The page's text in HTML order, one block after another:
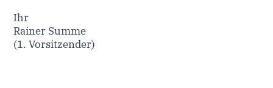
Ihr
Rainer Summe
(1. Vorsitzender)